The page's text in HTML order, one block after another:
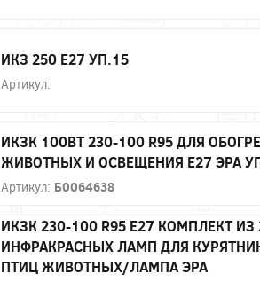
ИКЗ 250 Е27 УП.15
Артикул:
ИКЗК 100ВТ 230-100 R95 ДЛЯ
ЖИВОТНЫХ И ОСВЕЩЕНИЯ Е27 ЭРА
Артикул: Б0064638
ИКЗК 230-100 R95 E27 КОМПЛЕКТ ИЗ
ИНФРАКРАСНЫХ ЛАМП ДЛЯ
ПТИЦ ЖИВОТНЫХ/ЛАМПА ЭРА